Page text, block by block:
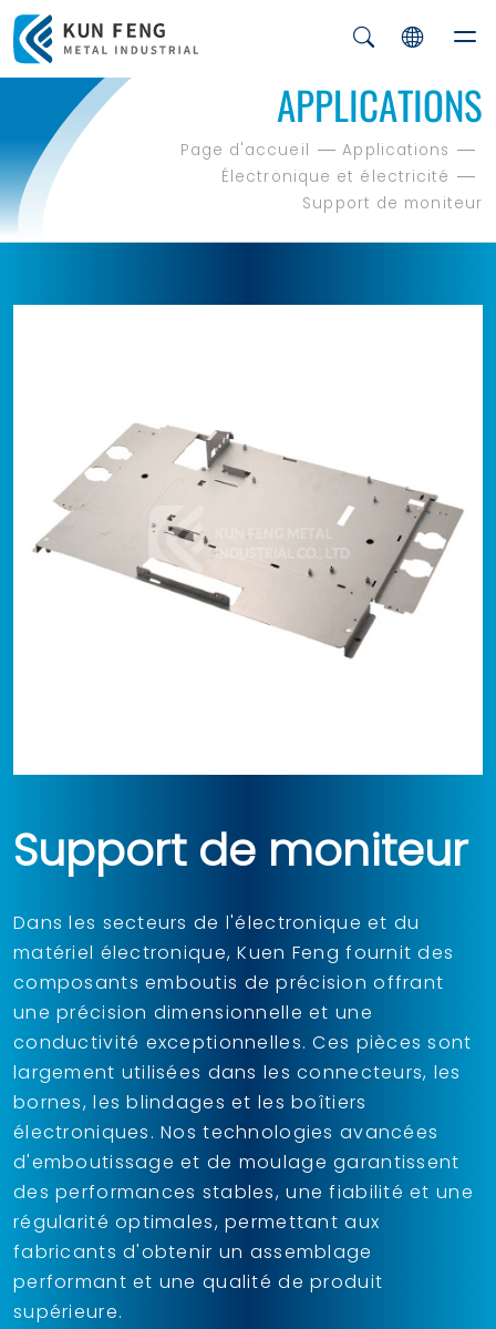
APPLICATIONS
Page d'accueil
Applications
Électronique et électricité
Support de moniteur
Support de moniteur
Dans les secteurs de l'électronique et du
matériel électronique, Kuen Feng fournit des
composants emboutis de précision offrant
une précision dimensionnelle et une
conductivité exceptionnelles. Ces pièces sont
largement utilisées dans les connecteurs, les
bornes, les blindages et les boîtiers
électroniques. Nos technologies avancées
d'emboutissage et de moulage garantissent
des performances stables, une fiabilité et une
régularité optimales, permettant aux
fabricants d'obtenir un assemblage
performant et une qualité de produit
supérieure.